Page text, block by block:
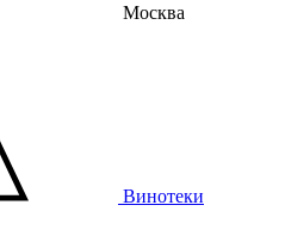
Москва
Винотеки